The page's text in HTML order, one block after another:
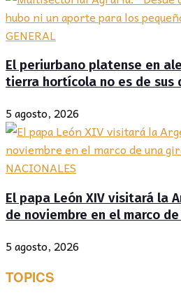
GENERAL
El periurbano platense en
tierra hortícola no es de sus
5 agosto, 2026
NACIONALES
El papa León XIV visitará la
de noviembre en el marco
5 agosto, 2026
TOPICS